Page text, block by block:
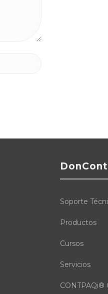
Soporte
Productos
Cursos
Servicios
CONTPAQi®